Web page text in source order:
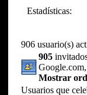
Estadísticas:
906 usuario(s)
905
Google.com,
Mostrar
Usuarios que